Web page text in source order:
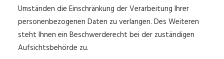
Umständen die Einschränkung der Verarbeitung Ihrer
personenbezogenen Daten zu verlangen. Des Weiteren
steht Ihnen ein Beschwerderecht bei der zuständigen
Aufsichtsbehörde zu.